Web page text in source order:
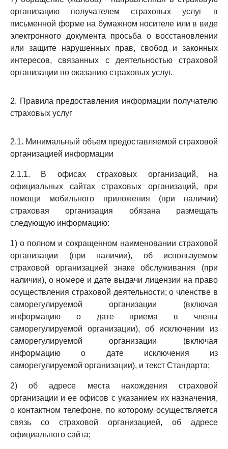
организацию получателем страховых услуг в
письменной форме на бумажном носителе или в виде
электронного документа просьба о восстановлении
или защите нарушенных прав, свобод и законных
интересов, связанных с деятельностью страховой
организации по оказанию страховых услуг.
2. Правила предоставления информации получателю
страховых услуг
2.1. Минимальный объем предоставляемой страховой
организацией информации
2.1.1. В офисах страховых организаций, на
официальных сайтах страховых организаций, при
помощи мобильного приложения (при наличии)
страховая организация обязана размещать
следующую информацию:
1) о полном и сокращенном наименовании страховой
организации (при наличии), об используемом
страховой организацией знаке обслуживания (при
наличии), о номере и дате выдачи лицензии на право
осуществления страховой деятельности; о членстве в
саморегулируемой организации (включая
информацию о дате приема в члены
саморегулируемой организации), об исключении из
саморегулируемой организации (включая
информацию о дате исключения из
саморегулируемой организации), и текст Стандарта;
2) об адресе места нахождения страховой
организации и ее офисов с указанием их назначения,
о контактном телефоне, по которому осуществляется
связь со страховой организацией, об адресе
официального сайта;